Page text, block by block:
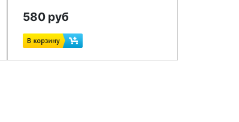
580 руб